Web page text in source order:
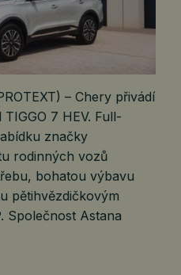
– Chery přivádí
7 HEV. Full-
značky
rodinných vozů
bohatou výbavu
pětihvězdičkovým
Společnost Astana